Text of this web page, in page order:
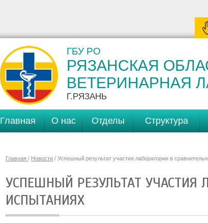
ГБУ РО
РЯЗАНСКАЯ
ВЕТЕРИНАРНАЯ
Г.РЯЗАНЬ
Главная О нас Отделы Структура
Главная / Новости / Успешный результат участия лаборатории в
УСПЕШНЫЙ РЕЗУЛЬТАТ УЧАСТИЯ
ИСПЫТАНИЯХ